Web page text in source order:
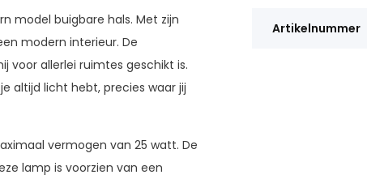
model buigbare hals. Met zijn
modern interieur. De
voor allerlei ruimtes geschikt is.
altijd licht hebt, precies waar jij
vermogen van 25 watt. De
lamp is voorzien van een
Artikelnummer